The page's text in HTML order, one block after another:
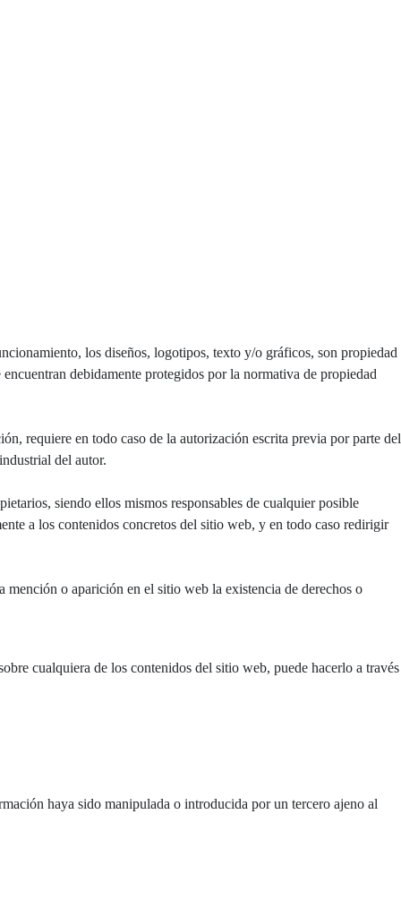
los diseños, logotipos, texto y/o gráficos, son propiedad
debidamente protegidos por la normativa de propiedad
requiere en todo caso de la autorización escrita previa por parte del
del autor.
siendo ellos mismos responsables de cualquier posible
a los contenidos concretos del sitio web, y en todo caso redirigir
o aparición en el sitio web la existencia de derechos o
cualquiera de los contenidos del sitio web, puede hacerlo a través
haya sido manipulada o introducida por un tercero ajeno al